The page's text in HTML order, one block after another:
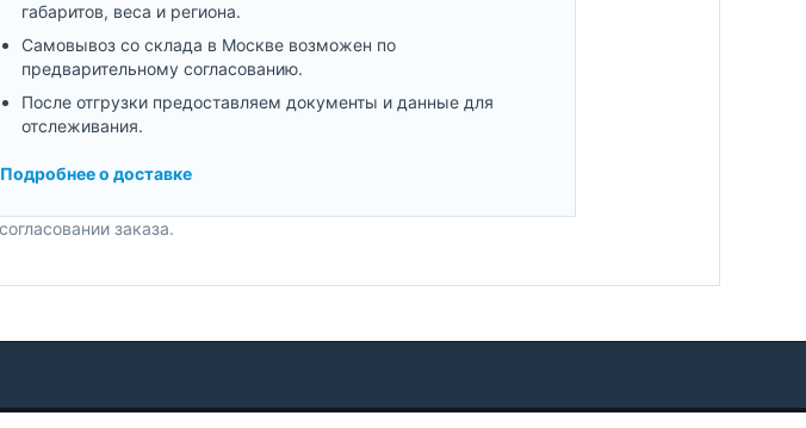
габаритов, веса и региона.
Самовывоз со склада в Москве возможен по
предварительному согласованию.
После отгрузки предоставляем документы и данные для
отслеживания.
Подробнее о доставке
заказа.